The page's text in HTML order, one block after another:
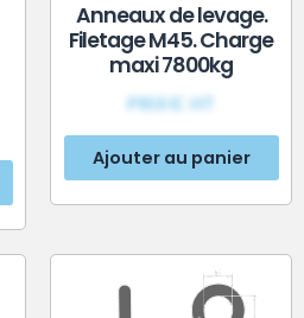
Anneaux de levage.
Filetage M45. Charge
maxi 7800kg
PRIX€ HT
Ajouter au panier